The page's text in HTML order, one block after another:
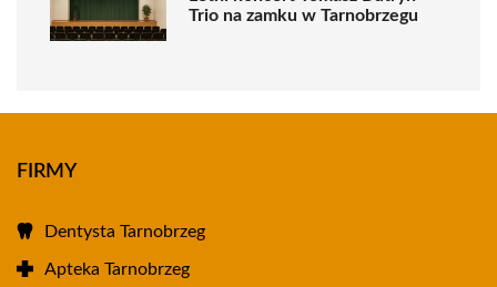
Trio na zamku w Tarnobrzegu
FIRMY
Dentysta Tarnobrzeg
Apteka Tarnobrzeg